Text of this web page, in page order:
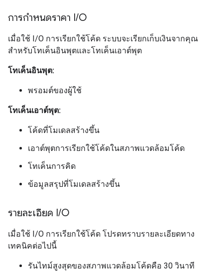
การกำหนดราคา I/O
เมื่อใช้ I/O การเรียกใช้โค้ด ระบบจะเรียกเก็บเงินจากคุณ
สำหรับโทเค็นอินพุตและโทเค็นเอาต์พุต
โทเค็นอินพุต:
พรอมต์ของผู้ใช้
โทเค็นเอาต์พุต:
โค้ดที่โมเดลสร้างขึ้น
เอาต์พุตการเรียกใช้โค้ดในสภาพแวดล้อมโค้ด
โทเค็นการคิด
ข้อมูลสรุปที่โมเดลสร้างขึ้น
รายละเอียด I/O
เมื่อใช้ I/O การเรียกใช้โค้ด โปรดทราบรายละเอียดทาง
เทคนิคต่อไปนี้
รันไทม์สูงสุดของสภาพแวดล้อมโค้ดคือ 30 วินาที